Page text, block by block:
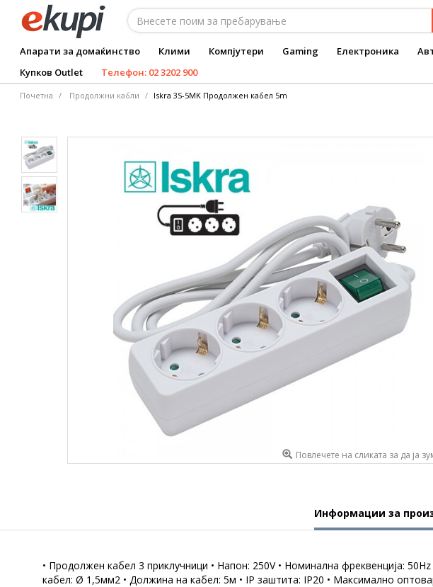
Апарати за домаќинство Клими Компјутери Gaming Електроника
Купков Outlet
Телефон: 02 3202 900
Почетна Продолжни кабли Iskra 3S-5MK Продолжен кабел 5m
Повлечете на сликата за да ја
Информации за
• Продолжен кабел 3 приклучници • Напон: 250V • Номинална фреквенција:
кабел: Ø 1,5мм2 • Должина на кабел: 5м • IP заштита: IP20 • Максимално